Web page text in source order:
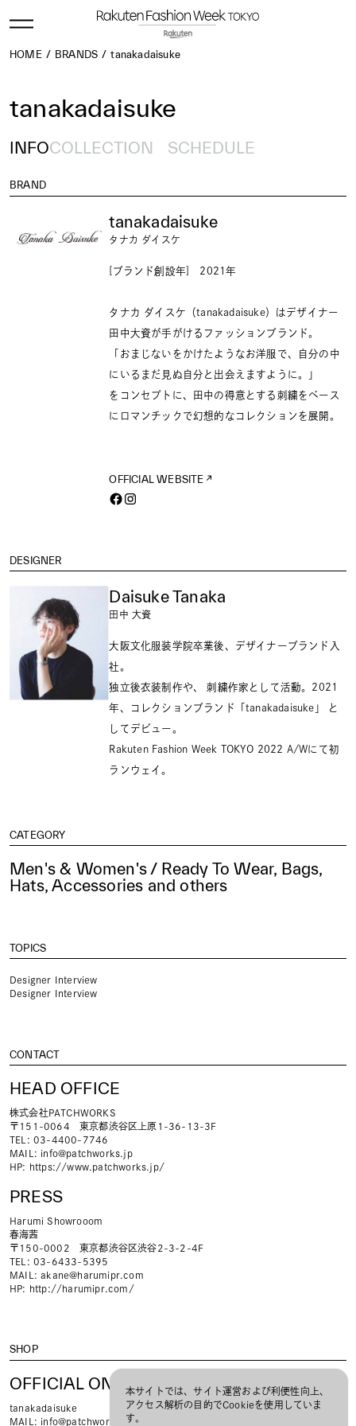
HOME BRANDS tanakadaisuke
tanakadaisuke
INFOCOLLECTION SCHEDULE
BRAND
tanakadaisuke
タナカ ダイスケ
[ブランド創設年] 2021年
タナカ ダイスケ（tanakadaisuke）はデザイナー
田中大資が手がけるファッションブランド。
「おまじないをかけたようなお洋服で、自分の中
にいるまだ見ぬ自分と出会えますように。」
をコンセプトに、田中の得意とする刺繍をベース
にロマンチックで幻想的なコレクションを展開。
OFFICIAL WEBSITE
DESIGNER
Daisuke Tanaka
田中 大資
大阪文化服装学院卒業後、デザイナーブランド入
社。
独立後衣装制作や、 刺繍作家として活動。2021
年、コレクションブランド「tanakadaisuke」 と
してデビュー。
Rakuten Fashion Week TOKYO 2022 A/Wにて初
ランウェイ。
CATEGORY
Men's & Women's / Ready To Wear, Bags,
Hats, Accessories and others
TOPICS
Designer Interview
Designer Interview
CONTACT
HEAD OFFICE
株式会社PATCHWORKS
〒151-0064 東京都渋谷区上原1-36-13-3F
TEL: 03-4400-7746
MAIL: info@patchworks.jp
HP: https://www.patchworks.jp/
PRESS
Harumi Showrooom
春海茜
〒150-0002 東京都渋谷区渋谷2-3-2-4F
TEL: 03-6433-5395
MAIL:akane@harumipr.com
HP: http://harumipr.com/
SHOP
OFFICIAL ONLINE STORE
tanakadaisuke
MAIL: info@patchworks.jp
本サイトでは、サイト運営および利便性向上、
アクセス解析の目的でCookieを使用していま
す。